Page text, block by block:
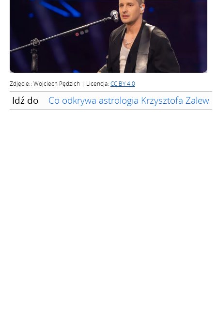
Zdjęcie:: Wojciech Pędzich | Licencja: CC BY 4.0
Idź do Co odkrywa astrologia Krzysztofa